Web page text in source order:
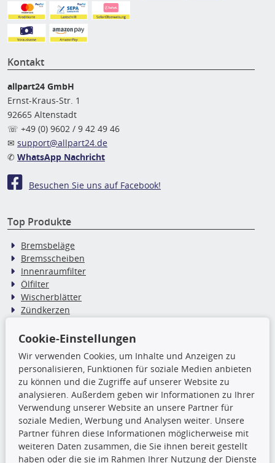
Kontakt
allpart24 GmbH
Ernst-Kraus-Str. 1
92665 Altenstadt
☏ +49 (0) 9602 / 9 42 49 46
✉ support@allpart24.de
✆ WhatsApp Nachricht
Besuchen Sie uns auf Facebook!
Top Produkte
Bremsbeläge
Bremsscheiben
Innenraumfilter
Ölfilter
Wischerblätter
Zündkerzen
TecDoc Inside
Die hier angezeigten Daten,
insbesondere die gesamte Datenbank,
dürfen nicht kopiert werden. Es ist zu
unterlassen, die Daten oder die gesamte Datenbank ohne
vorherige Zustimmung TecDocs zu vervielfältigen, zu
verbreiten und/oder diese Handlungen durch Dritte ausführen
zu lassen. Ein Zuwiderhandeln stellt eine
Urheberrechtsverletzung dar und wird verfolgt.
Cookie-Einstellungen
Wir verwenden Cookies, um Inhalte und Anzeigen zu
personalisieren, Funktionen für soziale Medien anbieten
zu können und die Zugriffe auf unserer Website zu
analysieren. Außerdem geben wir Informationen zu Ihrer
Verwendung unserer Website an unsere Partner für
soziale Medien, Werbung und Analysen weiter. Unsere
Partner führen diese Informationen möglicherweise mit
weiteren Daten zusammen, die Sie ihnen bereit gestellt
haben oder die sie im Rahmen Ihrer Nutzung der Dienste